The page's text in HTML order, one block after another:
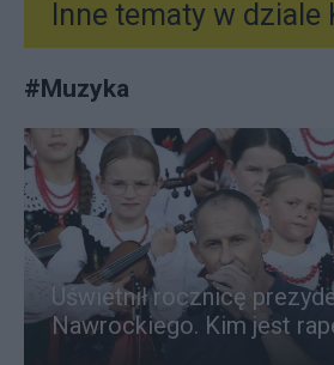
Inne tematy w dziale
#Muzyka
Uświetnił rocznicę
Nawrockiego. Kim jest